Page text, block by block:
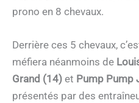
prono en 8 chevaux.
Derrière ces 5 chevaux,
méfiera néanmoins de
Grand (14) et Pump Pump
présentés par des